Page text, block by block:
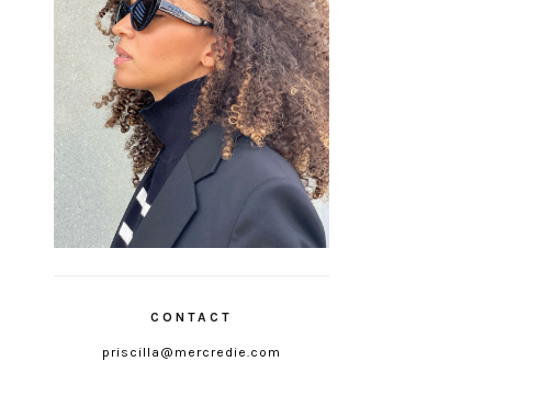
CONTACT
priscilla@mercredie.com